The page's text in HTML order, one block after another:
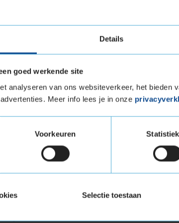
Details
goed werkende site
analyseren van ons websiteverkeer, het bieden
Meer info lees je in onze
Voorkeuren
Selectie toestaan
met duurzaamheid in gedachten. Dankzij
blijft de band flexibel bij lage
van de slijtvastheid. Testresultaten van
tonen aan dat de levensduur van deze
kunt profiteren van de uitstekende
Wintrac Pro+ is het lage
decibel is deze band relatief stil in
bij aan een comfortabele rijervaring, zelfs
rubbertechnologie en het